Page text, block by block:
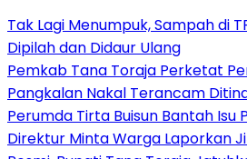
Tak Lagi Menumpuk, Sampah di
Dipilah dan Didaur Ulang
Pemkab Tana Toraja Perketat
Pangkalan Nakal Terancam
Perumda Tirta Buisun Bantah Isu
Direktur Minta Warga Laporkan